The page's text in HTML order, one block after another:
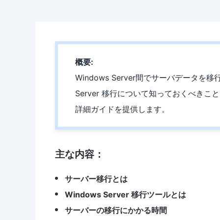
概要:
Windows Server間でサーバデータを移
Server 移行について知っておくべきこ
詳細ガイドを提供します。
主な内容：
サーバー移行とは
Windows Server 移行ツールとは
サーバーの移行にかかる時間